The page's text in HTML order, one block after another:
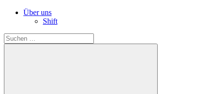
Über uns
Shift
Suchen
nach: